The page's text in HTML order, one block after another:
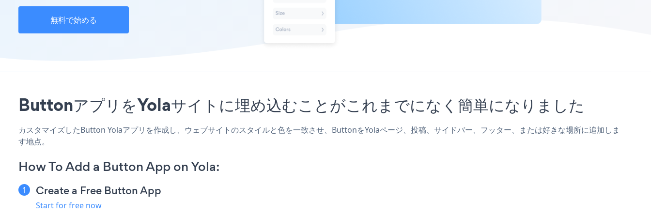
無料で始める
ButtonアプリをYolaサイトに埋め込むことがこれまでになく簡単になりました
カスタマイズしたButton Yolaアプリを作成し、ウェブサイトのスタイルと色を一致させ、ButtonをYolaページ、投稿、サイドバー、フッター、または好きな場所に追加しま
す地点。
How To Add a Button App on Yola:
Create a Free Button App
Start for free now